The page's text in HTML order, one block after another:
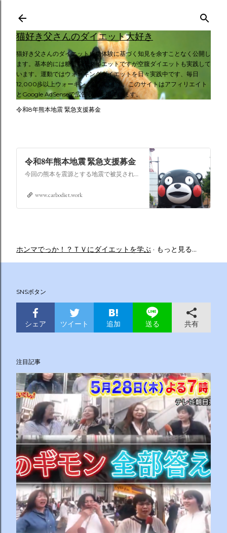
スキップしてメイン コンテンツに移動
猫好き父さんのダイエット大好き
猫好き父さんのダイエット成功体験に基づく知見を余すことなく公開し
ます。基本的には糖質制限ダイエットですが空腹ダイエットも実践して
います。運動ではウォーキングダイエットを日々実践中です、毎日
12,000歩以上ウォーキングしています。このサイトはアフィリエイト
とGoogle AdSenseで広告収入を得ています。
令和8年熊本地震 緊急支援募金
令和8年熊本地震 緊急支援募金
今回の熊本を震源とする地震で被災された皆さままだまだ余震も続き大変な時間を過ごされていると思います。心よりお見舞い申し上げます
www.carbodiet.work
ホンマでっか！？ＴＶにダイエットを学ぶ もっと見る…
SNSボタン
シェア ツイート 追加 送る 共有
注目記事